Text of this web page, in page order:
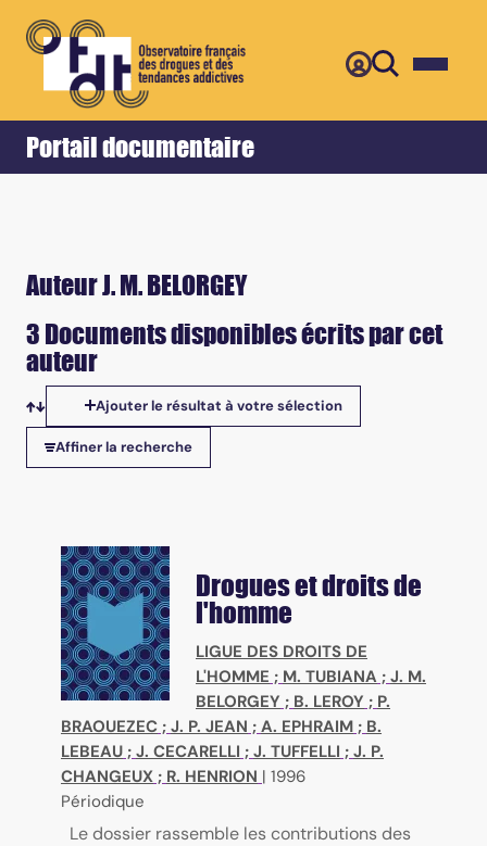
Portail documentaire
Accueil Retour
Auteur J. M. BELORGEY
3 Documents disponibles écrits par cet
auteur
Tris disponibles
Ajouter le résultat à votre sélection
Affiner la recherche
Drogues et droits de
l'homme
LIGUE DES DROITS DE
L'HOMME ; M. TUBIANA ; J. M.
BELORGEY ; B. LEROY ; P.
BRAOUEZEC ; J. P. JEAN ; A. EPHRAIM ; B.
LEBEAU ; J. CECARELLI ; J. TUFFELLI ; J. P.
CHANGEUX ; R. HENRION | 1996
Périodique
Le dossier rassemble les contributions des